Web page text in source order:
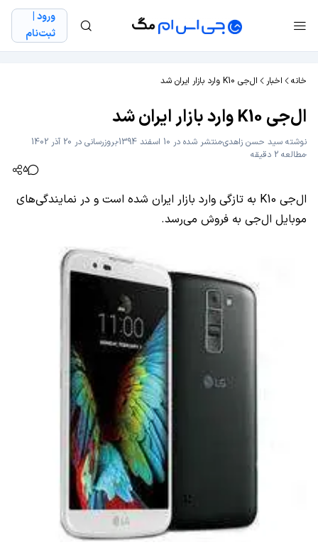
ورود |
ثبت‌نام
خانه اخبار ال‌جی K10 وارد بازار ایران شد
ال‌جی K10 وارد بازار ایران شد
نوشته سید حسن زاهدیمنتشر شده در 10 اسفند 1394
بروزرسانی در 20 آذر 1402
مطالعه 2 دقیقه
5
ال‌جی K10 به تازگی وارد بازار ایران شده است و در نمایندگی‌های
موبایل ال‌جی به فروش می‌رسد.